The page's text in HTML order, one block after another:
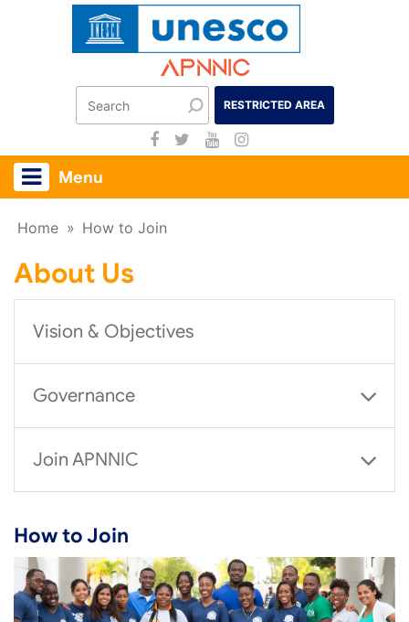
Apnnic
RESTRICTED AREA
Menu
Home » How to Join
About Us
Vision & Objectives
Governance
Join APNNIC
How to Join